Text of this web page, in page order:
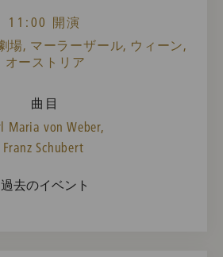
11:00 開演
場, マーラーザール, ウィーン,
オーストリア
曲目
Maria von Weber,
Franz Schubert
過去のイベント